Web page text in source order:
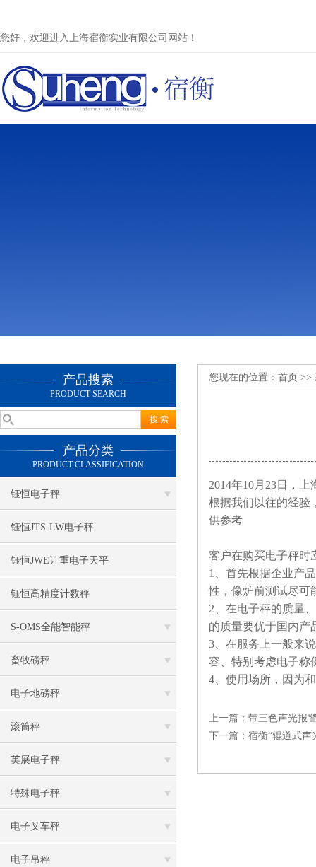
您好，欢迎进入上海宿衡实业有限公司网站！
产品搜索
PRODUCT SEARCH
产品分类
PRODUCT CLASSIFICATION
钰恒电子秤
钰恒JTS-LW电子秤
钰恒JWE计重电子天平
钰恒高精度计数秤
S-OMS全能智能秤
畜牧磅秤
电子地磅秤
滚筒秤
英展电子秤
特殊电子秤
电子叉车秤
电子吊秤
您现在的位置： 首页 >>
2014年10月23日，
根据我们以往的经验
供参考
客户在购买电子秤时
1、首先根据企业产
性，像炉前测试尽可
2、在电子秤的质量
的质量要优于国内产
3、在服务上一般来
容、特别考虑电子称
4、使用场所，因为
上一篇： 带三色声光报
下一篇： 宿衡“辊道式声